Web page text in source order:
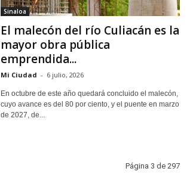
Sinaloa
El malecón del río Culiacán es la
mayor obra pública
emprendida...
Mi Ciudad - 6 julio, 2026
En octubre de este año quedará concluido el malecón,
cuyo avance es del 80 por ciento, y el puente en marzo
de 2027, de...
Página 3 de 297